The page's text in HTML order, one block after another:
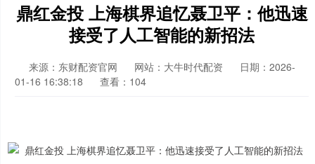
鼎红金投 上海棋界追忆聂卫平：他迅速
接受了人工智能的新招法
来源：东财配资官网 网站：大牛时代配资
日期：2026-
01-16 16:38:18
查看：104